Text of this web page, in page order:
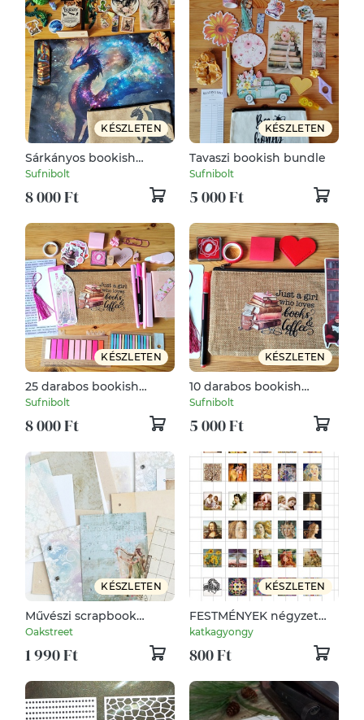
KÉSZLETEN
Sárkányos bookish
bundle
Sufnibolt
8 000 Ft
KÉSZLETEN
Tavaszi bookish bundle
Sufnibolt
5 000 Ft
KÉSZLETEN
25 darabos bookish
bundle
Sufnibolt
8 000 Ft
KÉSZLETEN
10 darabos bookish
bundle
Sufnibolt
5 000 Ft
KÉSZLETEN
Művészi scrapbook
készlet
Oakstreet
1 990 Ft
KÉSZLETEN
FESTMÉNYEK négyzet
alakú digitális montázs
25 x 25mm 30db
katkagyongy
800 Ft